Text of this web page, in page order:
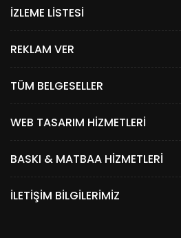
İZLEME LISTESI
REKLAM VER
TÜM BELGESELLER
WEB TASARIM HIZMETLERI
BASKI & MATBAA HIZMETLERI
İLETIŞIM BILGILERIMIZ